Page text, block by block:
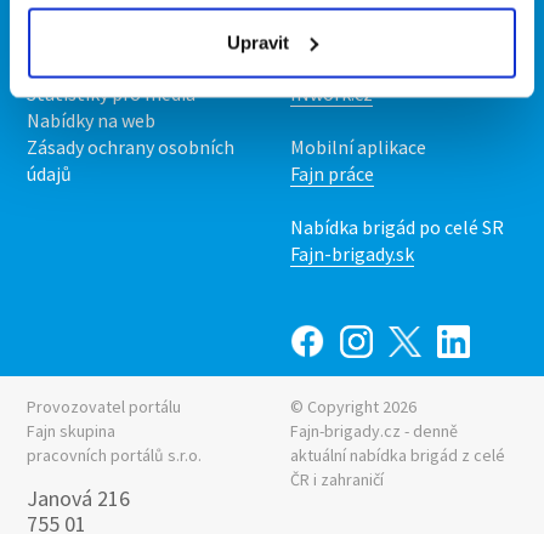
Upravit
O nás
Statistiky pro média
Nabídky na web
Zásady ochrany osobních
údajů
Fajn brigády
INwork.cz
Mobilní aplikace
Fajn práce
Nabídka brigád po celé SR
Fajn-brigady.sk
Provozovatel portálu
Fajn skupina
pracovních portálů s.r.o.
Janová 216
755 01
© Copyright 2026
Fajn-brigady.cz - denně
aktuální nabídka brigád z celé
ČR i zahraničí